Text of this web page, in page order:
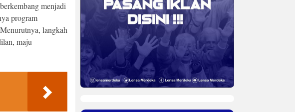
menjadi
program
langkah
maju